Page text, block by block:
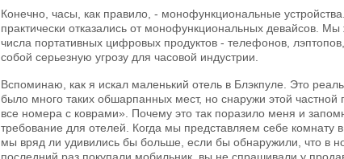
Конечно, часы, как правило, - монофункциональные
практически отказались от монофункциональных девайсов.
числа портативных цифровых продуктов - телефонов,
собой серьезную угрозу для часовой индустрии.
Вспоминаю, как я искал маленький отель в Блэкпуле. Это
было много таких обшарпанных мест, но снаружи этой частной
все номера с коврами». Почему это так поразило меня и
требование для отелей. Когда мы представляем себе комнату
мы вряд ли удивились бы больше, если бы обнаружили, что в